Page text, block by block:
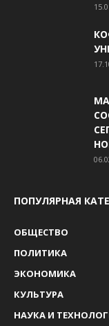
ПОПУЛЯРНАЯ
ОБЩЕСТВО
ПОЛИТИКА
ЭКОНОМИКА
КУЛЬТУРА
НАУКА И